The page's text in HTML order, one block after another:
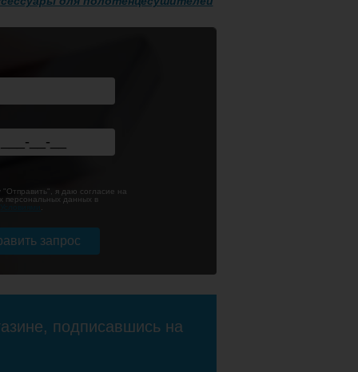
689
круглый (пара)
"Отправить", я даю согласие на
персональных данных в
подписавшись на